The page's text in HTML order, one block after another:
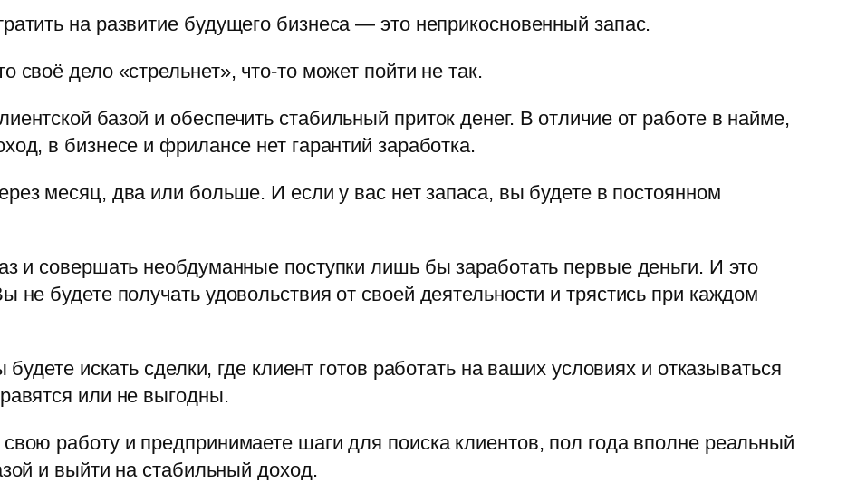
на развитие будущего бизнеса — это неприкосновенный запас.
дело «стрельнет», что-то может пойти не так.
базой и обеспечить стабильный приток денег. В отличие от работе в найме,
в бизнесе и фрилансе нет гарантий заработка.
месяц, два или больше. И если у вас нет запаса, вы будете в постоянном
и совершать необдуманные поступки лишь бы заработать первые деньги. И это
не будете получать удовольствия от своей деятельности и трястись при каждом
искать сделки, где клиент готов работать на ваших условиях и отказываться
или не выгодны.
работу и предпринимаете шаги для поиска клиентов, пол года вполне реальный
и выйти на стабильный доход.